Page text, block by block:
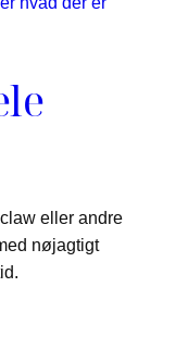
eller andre
nøjagtigt